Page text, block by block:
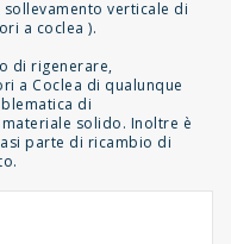
verticale di
a coclea ).
di rigenerare,
a Coclea di qualunque
di
solido. Inoltre è
parte di ricambio di